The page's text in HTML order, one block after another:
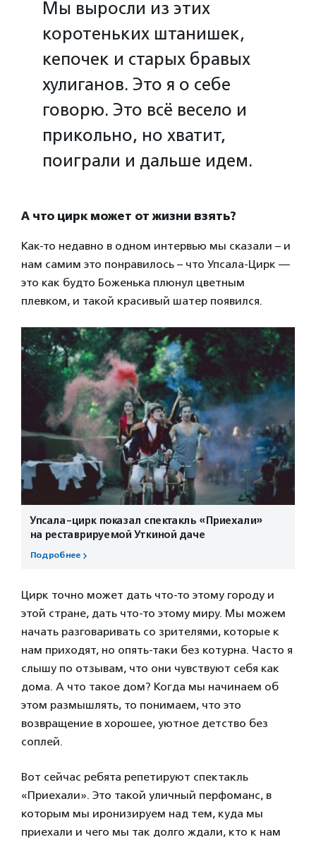
Мы выросли из этих
коротеньких штанишек,
кепочек и старых бравых
хулиганов. Это я о себе
говорю. Это всё весело и
прикольно, но хватит,
поиграли и дальше идем.
А что цирк может от жизни взять?
Как-то недавно в одном интервью мы сказали – и
нам самим это понравилось – что Упсала-Цирк —
это как будто Боженька плюнул цветным
плевком, и такой красивый шатер появился.
Упсала-цирк показал спектакль «Приехали»
на реставрируемой Уткиной даче
Подробнее
Цирк точно может дать что-то этому городу и
этой стране, дать что-то этому миру. Мы можем
начать разговаривать со зрителями, которые к
нам приходят, но опять-таки без котурна. Часто я
слышу по отзывам, что они чувствуют себя как
дома. А что такое дом? Когда мы начинаем об
этом размышлять, то понимаем, что это
возвращение в хорошее, уютное детство без
соплей.
Вот сейчас ребята репетируют спектакль
«Приехали». Это такой уличный перфоманс, в
которым мы иронизируем над тем, куда мы
приехали и чего мы так долго ждали, кто к нам